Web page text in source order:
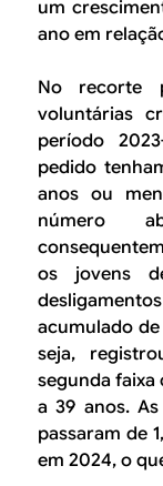
um
ano em
No recorte
voluntárias
período
pedido
anos ou
número
os jovens
acumulado de
seja,
segunda faixa
a 39 anos.
passaram de
em 2024, o